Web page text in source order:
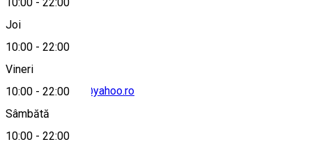
10:00 - 22:00
Joi
10:00 - 22:00
Vineri
10:00 - 22:00
Sâmbătă
10:00 - 22:00
pensiunea.baciu@yahoo.ro